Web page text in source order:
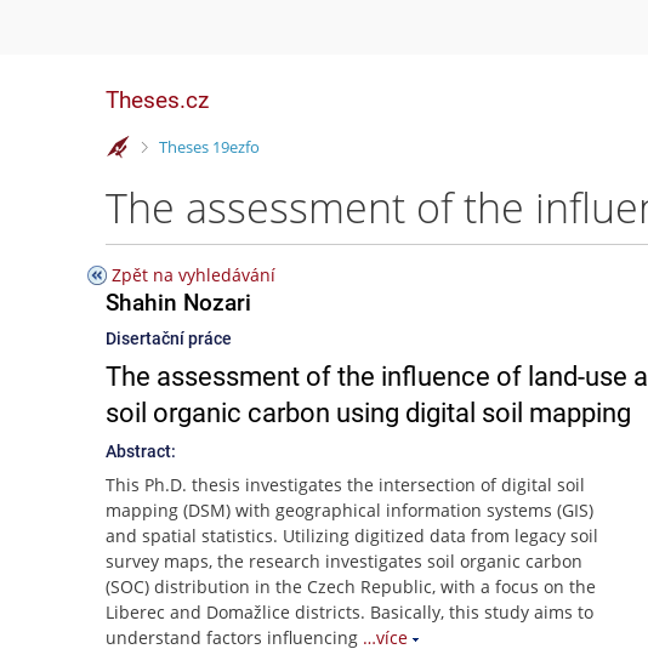
Theses.cz
>
Theses 19ezfo
Zpět na vyhledávání
Shahin Nozari
Disertační práce
The assessment of the influence of land-use
soil organic carbon using digital soil mapping
Abstract:
This Ph.D. thesis investigates the intersection of digital soil
mapping (DSM) with geographical information systems (GIS)
and spatial statistics. Utilizing digitized data from legacy soil
survey maps, the research investigates soil organic carbon
(SOC) distribution in the Czech Republic, with a focus on the
Liberec and Domažlice districts. Basically, this study aims to
understand factors influencing …více